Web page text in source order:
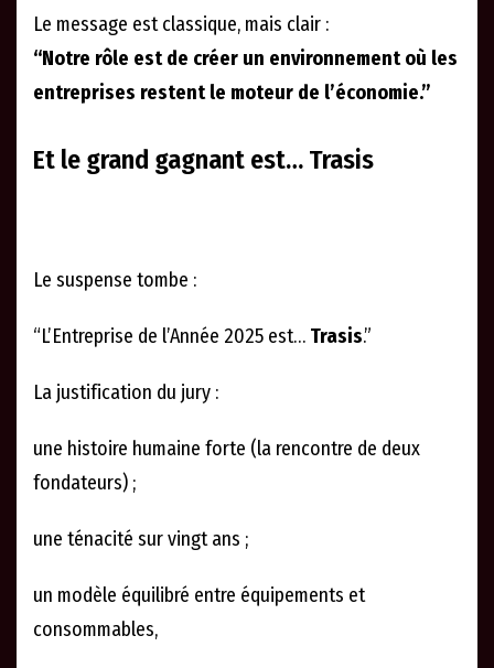
Le message est classique, mais clair :
“Notre rôle est de créer un environnement où les
entreprises restent le moteur de l’économie.”
Et le grand gagnant est… Trasis
Le suspense tombe :
“L’Entreprise de l’Année 2025 est… Trasis.”
La justification du jury :
une histoire humaine forte (la rencontre de deux
fondateurs) ;
une ténacité sur vingt ans ;
un modèle équilibré entre équipements et
consommables,